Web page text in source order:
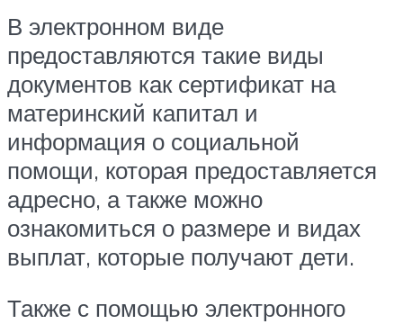
В электронном виде
предоставляются такие виды
документов как сертификат на
материнский капитал и
информация о социальной
помощи, которая предоставляется
адресно, а также можно
ознакомиться о размере и видах
выплат, которые получают дети.
Также с помощью электронного